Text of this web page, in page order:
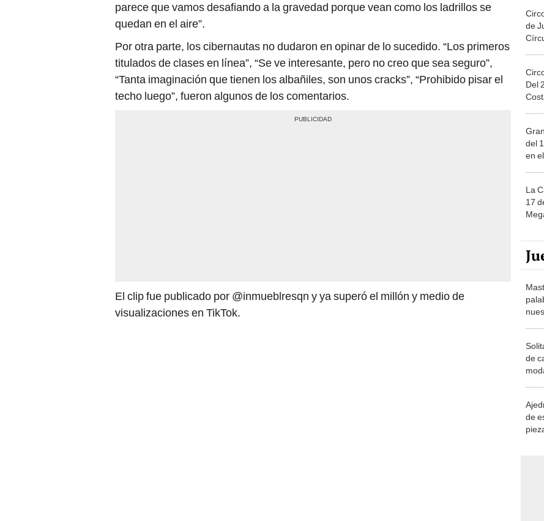
parece que vamos desafiando a la gravedad porque vean como los ladrillos se
quedan en el aire”.
Por otra parte, los cibernautas no dudaron en opinar de lo sucedido. “Los primeros
titulados de clases en línea”, “Se ve interesante, pero no creo que sea seguro”,
“Tanta imaginación que tienen los albañiles, son unos cracks”, “Prohibido pisar el
techo luego”, fueron algunos de los comentarios.
El clip fue publicado por @inmueblresqn y ya superó el millón y medio de
visualizaciones en TikTok.
de
Del
del
en
La
17
de
de